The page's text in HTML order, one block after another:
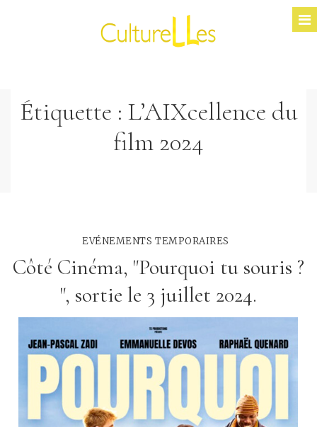
Étiquette : L’AIXcellence du
film 2024
EVÉNEMENTS TEMPORAIRES
Côté Cinéma, "Pourquoi tu souris ?
", sortie le 3 juillet 2024.